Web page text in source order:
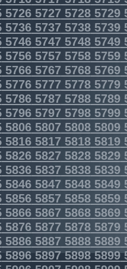
5726572757285729
5736573757385739
5746574757485749
5756575757585759
57665767 57685769
5776577757785779
57865787 57885789
57965797 57985799
58065807 58085809
5816581758185819
58265827 58285829
58365837 58385839
58465847 58485849
58565857 58585859
58665867 58685869
58765877 58785879
58865887 58885889
5896589758985899